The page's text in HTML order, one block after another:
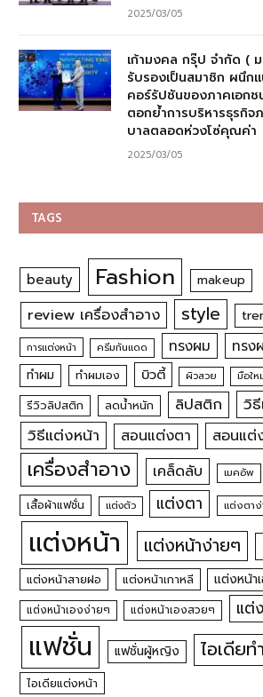
2025/03/05
เก้ามงคล กรุ๊ป จำกัด (
รับรองเป็นสมาชิก ผนึก
คอร์รัปชันของภาคเอกช
ตอกย้ำการบริหารธุรกิจ
บาลตลอดห่วงโซ่คุณค่า
2025/03/05
TAGS
beauty Fashion makeup
review เครื่องสำอาง style
การแต่งหน้า ครีมกันแดด ทรงผม ทรง
ทำผม ทำผมเอง บิวตี้ ผิวสวย มือใ
รีวิวลิปสติก ลดน้ำหนัก ลิปสติก
วิ
วิธีแต่งหน้า
สอนแต่งตา สอนแต่
เครื่องสำอาง เคล็ดลับ เมคอัพ
เสื้อผ้าแฟชั่น แต่งตัว แต่งตา แต่งตา
แต่งหน้า แต่งหน้าง่ายๆ
แต่งหน้าสายฝอ แต่งหน้าเกาหลี แต่งหน้า
แต่งหน้าเองง่ายๆ แต่งหน้าเองสวยๆ แต่
แฟชั่น แฟชั่นผู้หญิง ไอเดียท
ไอเดียแต่งหน้า